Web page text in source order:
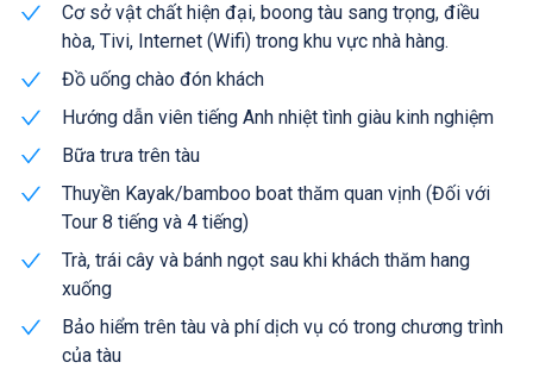
Cơ sở vật chất hiện đại, boong tàu sang trọng, điều
hòa, Tivi, Internet (Wifi) trong khu vực nhà hàng.
Đồ uống chào đón khách
Hướng dẫn viên tiếng Anh nhiệt tình giàu kinh nghiệm
Bữa trưa trên tàu
Thuyền Kayak/bamboo boat thăm quan vịnh (Đối với
Tour 8 tiếng và 4 tiếng)
Trà, trái cây và bánh ngọt sau khi khách thăm hang
xuống
Bảo hiểm trên tàu và phí dịch vụ có trong chương trình
của tàu